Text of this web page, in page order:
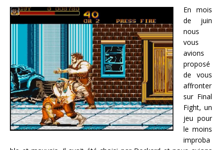
En mois
de juin
nous
vous
avions
proposé
de vous
affronter
sur Final
Fight, un
jeu pour
le moins
improba